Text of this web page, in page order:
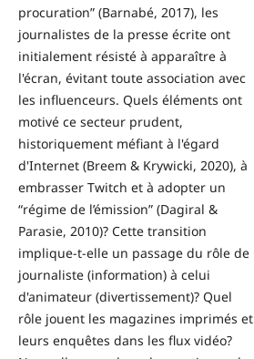
procuration” (Barnabé, 2017), les
journalistes de la presse écrite ont
initialement résisté à apparaître à
l'écran, évitant toute association avec
les influenceurs. Quels éléments ont
motivé ce secteur prudent,
historiquement méfiant à l'égard
d'Internet (Breem & Krywicki, 2020), à
embrasser Twitch et à adopter un
“régime de l’émission” (Dagiral &
Parasie, 2010)? Cette transition
implique-t-elle un passage du rôle de
journaliste (information) à celui
d'animateur (divertissement)? Quel
rôle jouent les magazines imprimés et
leurs enquêtes dans les flux vidéo?